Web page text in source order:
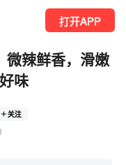
打开APP
微辣鲜香，滑嫩
味
关注